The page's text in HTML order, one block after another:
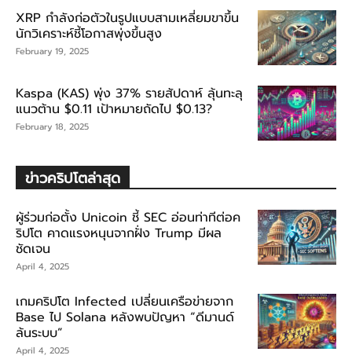
XRP กำลังก่อตัวในรูปแบบสามเหลี่ยมขาขึ้น
นักวิเคราะห์ชี้โอกาสพุ่งขึ้นสูง
February 19, 2025
Kaspa (KAS) พุ่ง 37% รายสัปดาห์ ลุ้นทะลุ
แนวต้าน $0.11 เป้าหมายถัดไป $0.13?
February 18, 2025
ข่าวคริปโตล่าสุด
ผู้ร่วมก่อตั้ง Unicoin ชี้ SEC อ่อนท่าทีต่อค
ริปโต คาดแรงหนุนจากฝั่ง Trump มีผล
ชัดเจน
April 4, 2025
เกมคริปโต Infected เปลี่ยนเครือข่ายจาก
Base ไป Solana หลังพบปัญหา “ดีมานด์
ล้นระบบ”
April 4, 2025